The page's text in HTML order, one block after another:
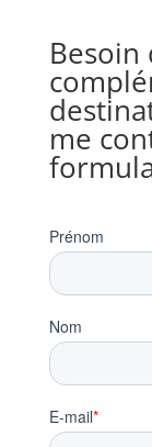
Besoin
me